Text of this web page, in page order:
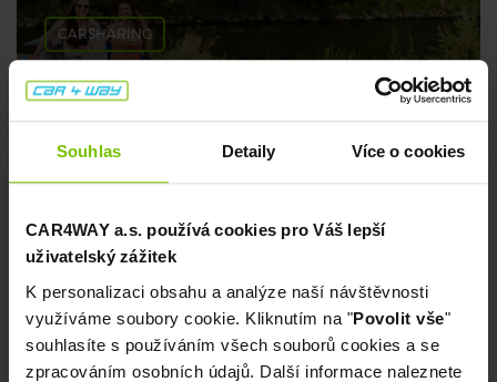
Souhlas Detaily Více o cookies
CAR4WAY a.s. používá cookies pro Váš lepší
uživatelský zážitek
K personalizaci obsahu a analýze naší návštěvnosti
využíváme soubory cookie. Kliknutím na "Povolit vše"
souhlasíte s používáním všech souborů cookies a se
zpracováním osobních údajů. Další informace naleznete
CARSHARING
Tipy na pohodové koupání 💦
8. července 2026